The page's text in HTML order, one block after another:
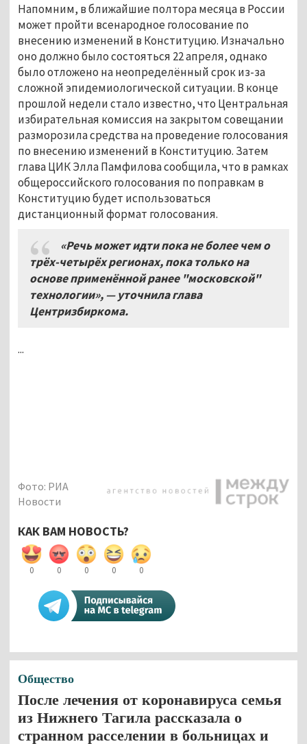
Напомним, в ближайшие полтора месяца в России
может пройти всенародное голосование по
внесению изменений в Конституцию. Изначально
оно должно было состояться 22 апреля, однако
было отложено на неопределённый срок из-за
сложной эпидемиологической ситуации. В конце
прошлой недели стало известно, что Центральная
избирательная комиссия на закрытом совещании
разморозила средства на проведение голосования
по внесению изменений в Конституцию. Затем
глава ЦИК Элла Памфилова сообщила, что в рамках
общероссийского голосования по поправкам в
Конституцию будет использоваться
дистанционный формат голосования.
«Речь может идти пока не более чем о
трёх-четырёх регионах,пока только на
основе применённой ранее "московской"
технологии», — уточнила глава
Центризбиркома.
...
Фото: РИА
Новости
КАК ВАМ НОВОСТЬ?
0 0 0 0 0
Общество
После лечения от коронавируса семья
из Нижнего Тагила рассказала о
странном расселении в больницах и